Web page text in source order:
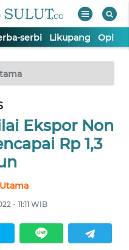
serbi Likupang Opini
Ekspor Non
Rp 1,3
- 11:11 WIB